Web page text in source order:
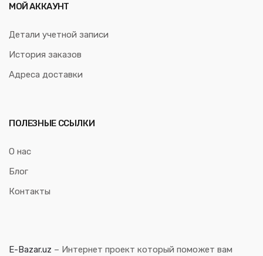
МОЙ АККАУНТ
Детали учетной записи
История заказов
Адреса доставки
ПОЛЕЗНЫЕ ССЫЛКИ
О нас
Блог
Контакты
E-Bazar.uz – Интернет проект который поможет вам